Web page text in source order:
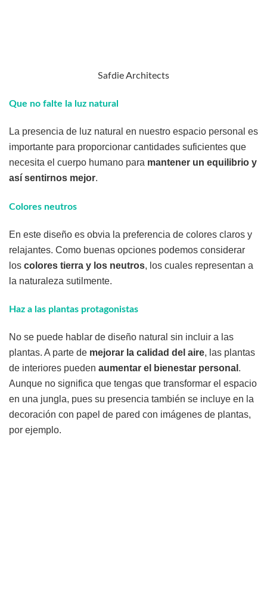
Safdie Architects
Que no falte la luz natural
La presencia de luz natural en nuestro espacio personal es
importante para proporcionar cantidades suficientes que
necesita el cuerpo humano para mantener un equilibrio y
así sentirnos mejor.
Colores neutros
En este diseño es obvia la preferencia de colores claros y
relajantes. Como buenas opciones podemos considerar
los colores tierra y los neutros, los cuales representan a
la naturaleza sutilmente.
Haz a las plantas protagonistas
No se puede hablar de diseño natural sin incluir a las
plantas. A parte de mejorar la calidad del aire, las plantas
de interiores pueden aumentar el bienestar personal .
Aunque no significa que tengas que transformar el espacio
en una jungla, pues su presencia también se incluye en la
decoración con papel de pared con imágenes de plantas,
por ejemplo.